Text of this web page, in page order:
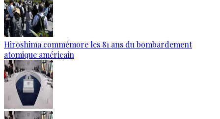
Hiroshima commémore les 81 ans du bombardement
atomique américain